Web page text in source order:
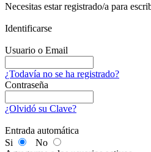
Necesitas estar registrado/a para
Identificarse
Usuario o Email
¿Todavía no se ha registrado?
Contraseña
¿Olvidó su Clave?
Entrada automática
Si
No